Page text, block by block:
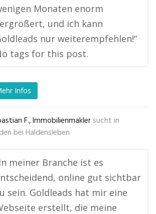
Monaten enorm
und ich kann
nur weiterempfehlen!“
tags for this post.
Infos
F., Immobilienmakler sucht in
bei Haldensleben
meiner Branche ist es
online gut sichtbar
sein. Goldleads hat mir eine
erstellt, die meine